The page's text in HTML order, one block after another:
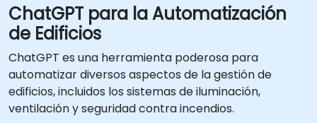
ChatGPT para la Automatización
de Edificios
ChatGPT es una herramienta poderosa para
automatizar diversos aspectos de la gestión de
edificios, incluidos los sistemas de iluminación,
ventilación y seguridad contra incendios.